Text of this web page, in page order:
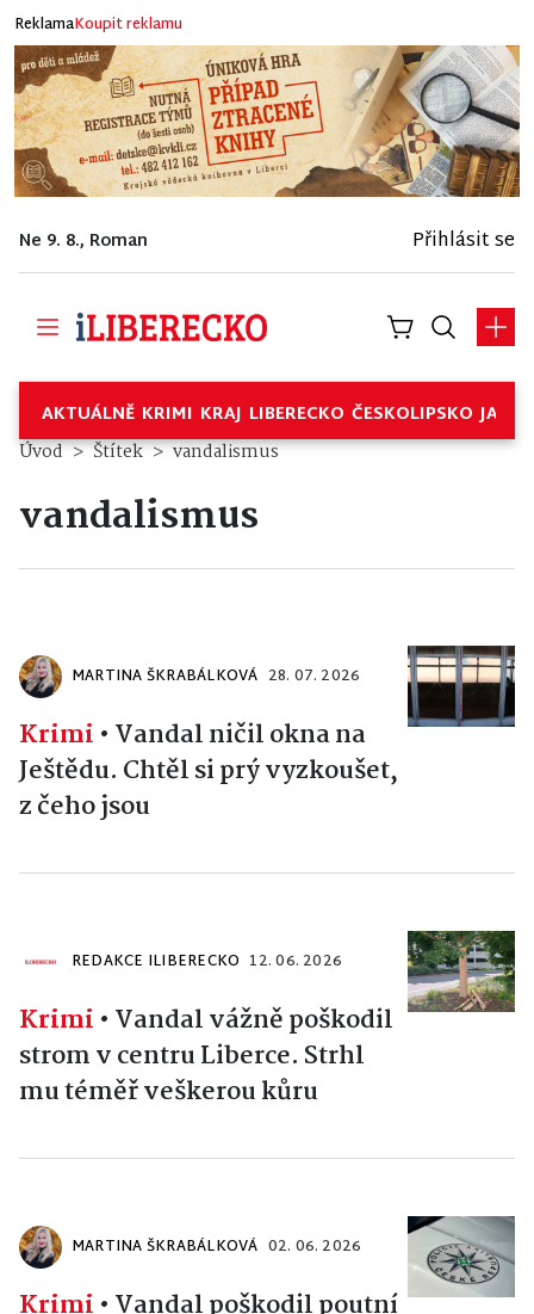
ReklamaKoupit reklamu
Ne 9. 8., Roman Přihlásit se
AKTUÁLNĚ KRIMI KRAJ LIBERECKO ČESKOLIPSKO
Úvod Štítek vandalismus
vandalismus
MARTINA ŠKRABÁLKOVÁ 28. 07. 2026
Krimi • Vandal ničil okna na
Ještědu. Chtěl si prý vyzkoušet,
z čeho jsou
REDAKCE ILIBERECKO 12. 06. 2026
Krimi • Vandal vážně poškodil
strom v centru Liberce. Strhl
mu téměř veškerou kůru
MARTINA ŠKRABÁLKOVÁ 02. 06. 2026
Krimi • Vandal poškodil poutní